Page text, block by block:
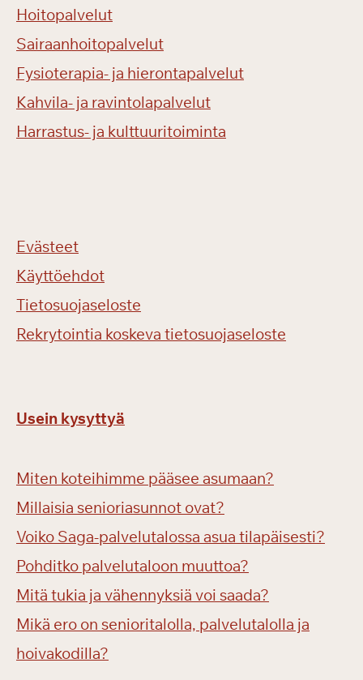
Hoitopalvelut
Sairaanhoitopalvelut
Fysioterapia- ja hierontapalvelut
Kahvila- ja ravintolapalvelut
Harrastus- ja kulttuuritoiminta
Evästeet
Käyttöehdot
Tietosuojaseloste
Rekrytointia koskeva tietosuojaseloste
Usein kysyttyä
Miten koteihimme pääsee asumaan?
Millaisia senioriasunnot ovat?
Voiko Saga-palvelutalossa asua tilapäisesti?
Pohditko palvelutaloon muuttoa?
Mitä tukia ja vähennyksiä voi saada?
Mikä ero on senioritalolla, palvelutalolla ja
hoivakodilla?